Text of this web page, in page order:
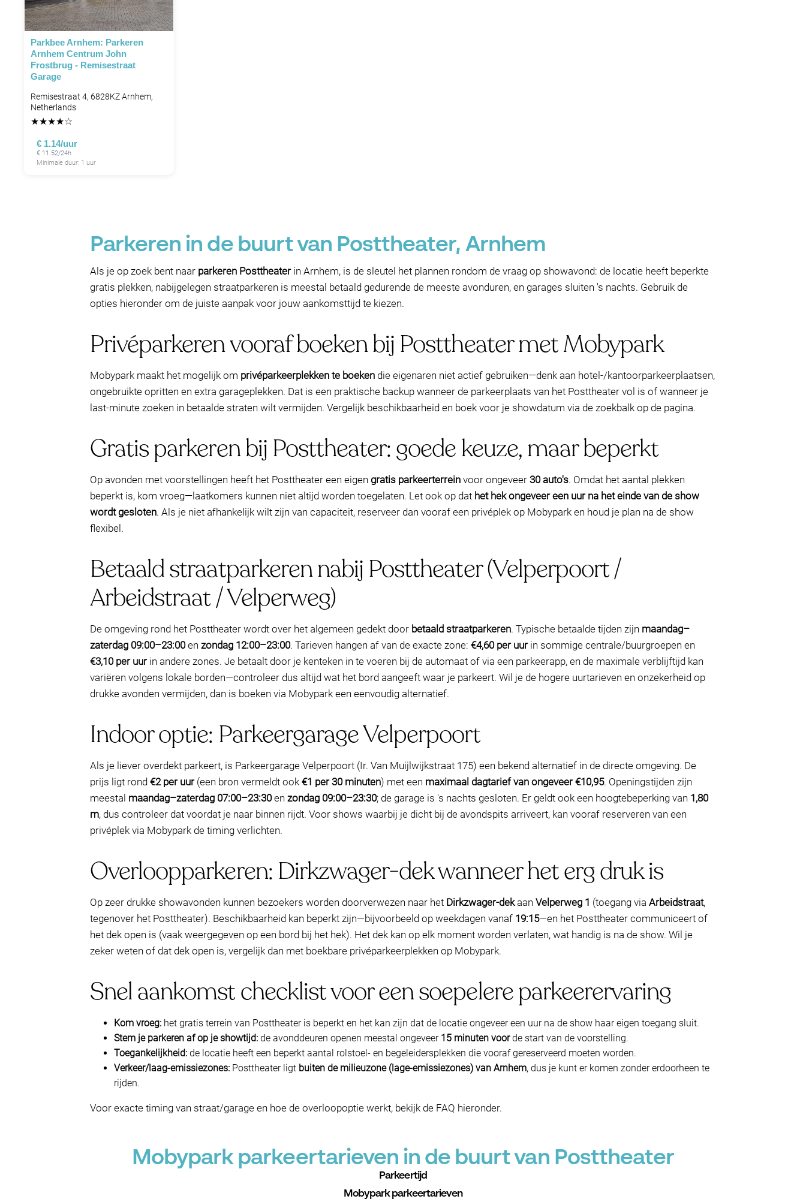
Parkbee Arnhem: Parkeren
Arnhem Centrum John
Frostbrug - Remisestraat
Garage
Remisestraat 4, 6828KZ Arnhem,
Netherlands
★★★★☆
€ 1.14/uur
€ 11.52/24h
Minimale duur: 1 uur
Parkeren in de buurt van Posttheater, Arnhem
Als je op zoek bent naar parkeren Posttheaterin Arnhem, is de sleutel het plannen rondom de vraag op showavond: de locatie heeft beperkte
gratis plekken, nabijgelegen straatparkeren is meestal betaald gedurende de meeste avonduren, en garages sluiten 's nachts. Gebruik de
opties hieronder om de juiste aanpak voor jouw aankomsttijd te kiezen.
Privéparkeren vooraf boeken bij Posttheater met Mobypark
Mobypark maakt het mogelijk om privéparkeerplekken te boeken die eigenaren niet actief gebruiken—denk aan hotel-/kantoorparkeerplaatsen,
ongebruikte opritten en extra garageplekken. Dat is een praktische backup wanneer de parkeerplaats van het Posttheater vol is of wanneer je
last-minute zoeken in betaalde straten wilt vermijden. Vergelijk beschikbaarheid en boek voor je showdatum via de zoekbalk op de pagina.
Gratis parkeren bij Posttheater: goede keuze, maar beperkt
Op avonden met voorstellingen heeft het Posttheater een eigen gratis parkeerterrein voor ongeveer 30 auto's. Omdat het aantal plekken
beperkt is, kom vroeg—laatkomers kunnen niet altijd worden toegelaten. Let ook op dat het hek ongeveer een uur na het einde van de show
wordt gesloten. Als je niet afhankelijk wilt zijn van capaciteit, reserveer dan vooraf een privéplek op Mobypark en houd je plan na de show
flexibel.
Betaald straatparkeren nabij Posttheater (Velperpoort /
Arbeidstraat / Velperweg)
De omgeving rond het Posttheater wordt over het algemeen gedekt door betaald straatparkeren. Typische betaalde tijden zijn maandag–
zaterdag 09:00–23:00en zondag 12:00–23:00. Tarieven hangen af van de exacte zone: €4,60 per uurin sommige centrale/buurgroepen en
€3,10 per uurin andere zones. Je betaalt door je kenteken in te voeren bij de automaat of via een parkeerapp, en de maximale verblijftijd kan
variëren volgens lokale borden—controleer dus altijd wat het bord aangeeft waar je parkeert. Wil je de hogere uurtarieven en onzekerheid op
drukke avonden vermijden, dan is boeken via Mobypark een eenvoudig alternatief.
Indoor optie: Parkeergarage Velperpoort
Als je liever overdekt parkeert, is Parkeergarage Velperpoort (Ir. Van Muijlwijkstraat 175) een bekend alternatief in de directe omgeving. De
prijs ligt rond €2 per uur(een bron vermeldt ook €1 per 30 minuten) met een maximaal dagtarief van ongeveer €10,95. Openingstijden zijn
meestal maandag–zaterdag 07:00–23:30en zondag 09:00–23:30; de garage is 's nachts gesloten. Er geldt ook een hoogtebeperking van 1,80
m, dus controleer dat voordat je naar binnen rijdt. Voor shows waarbij je dicht bij de avondspits arriveert, kan vooraf reserveren van een
privéplek via Mobypark de timing verlichten.
Overloopparkeren: Dirkzwager-dek wanneer het erg druk is
Op zeer drukke showavonden kunnen bezoekers worden doorverwezen naar het Dirkzwager-dekaan Velperweg 1 (toegang via Arbeidstraat,
tegenover het Posttheater). Beschikbaarheid kan beperkt zijn—bijvoorbeeld op weekdagen vanaf 19:15—en het Posttheater communiceert of
het dek open is (vaak weergegeven op een bord bij het hek). Het dek kan op elk moment worden verlaten, wat handig is na de show. Wil je
zeker weten of dat dek open is, vergelijk dan met boekbare privéparkeerplekken op Mobypark.
Snel aankomst checklist voor een soepelere parkeerervaring
Kom vroeg: het gratis terrein van Posttheater is beperkt en het kan zijn dat de locatie ongeveer een uur na de show haar eigen toegang sluit.
Stem je parkeren af op je showtijd: de avonddeuren openen meestal ongeveer 15 minuten voorde start van de voorstelling.
Toegankelijkheid: de locatie heeft een beperkt aantal rolstoel- en begeleidersplekken die vooraf gereserveerd moeten worden.
Verkeer/laag-emissiezones: Posttheater ligt buiten de milieuzone (lage-emissiezones) van Arnhem, dus je kunt er komen zonder erdoorheen te
rijden.
Voor exacte timing van straat/garage en hoe de overloopoptie werkt, bekijk de FAQ hieronder.
Mobypark parkeertarieven in de buurt van Posttheater
Parkeertijd
Mobypark parkeertarieven